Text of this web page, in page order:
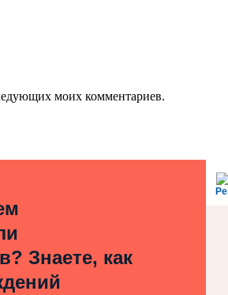
моих комментариев.
Знаете, как